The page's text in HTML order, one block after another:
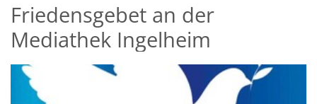
Friedensgebet an der
Mediathek Ingelheim